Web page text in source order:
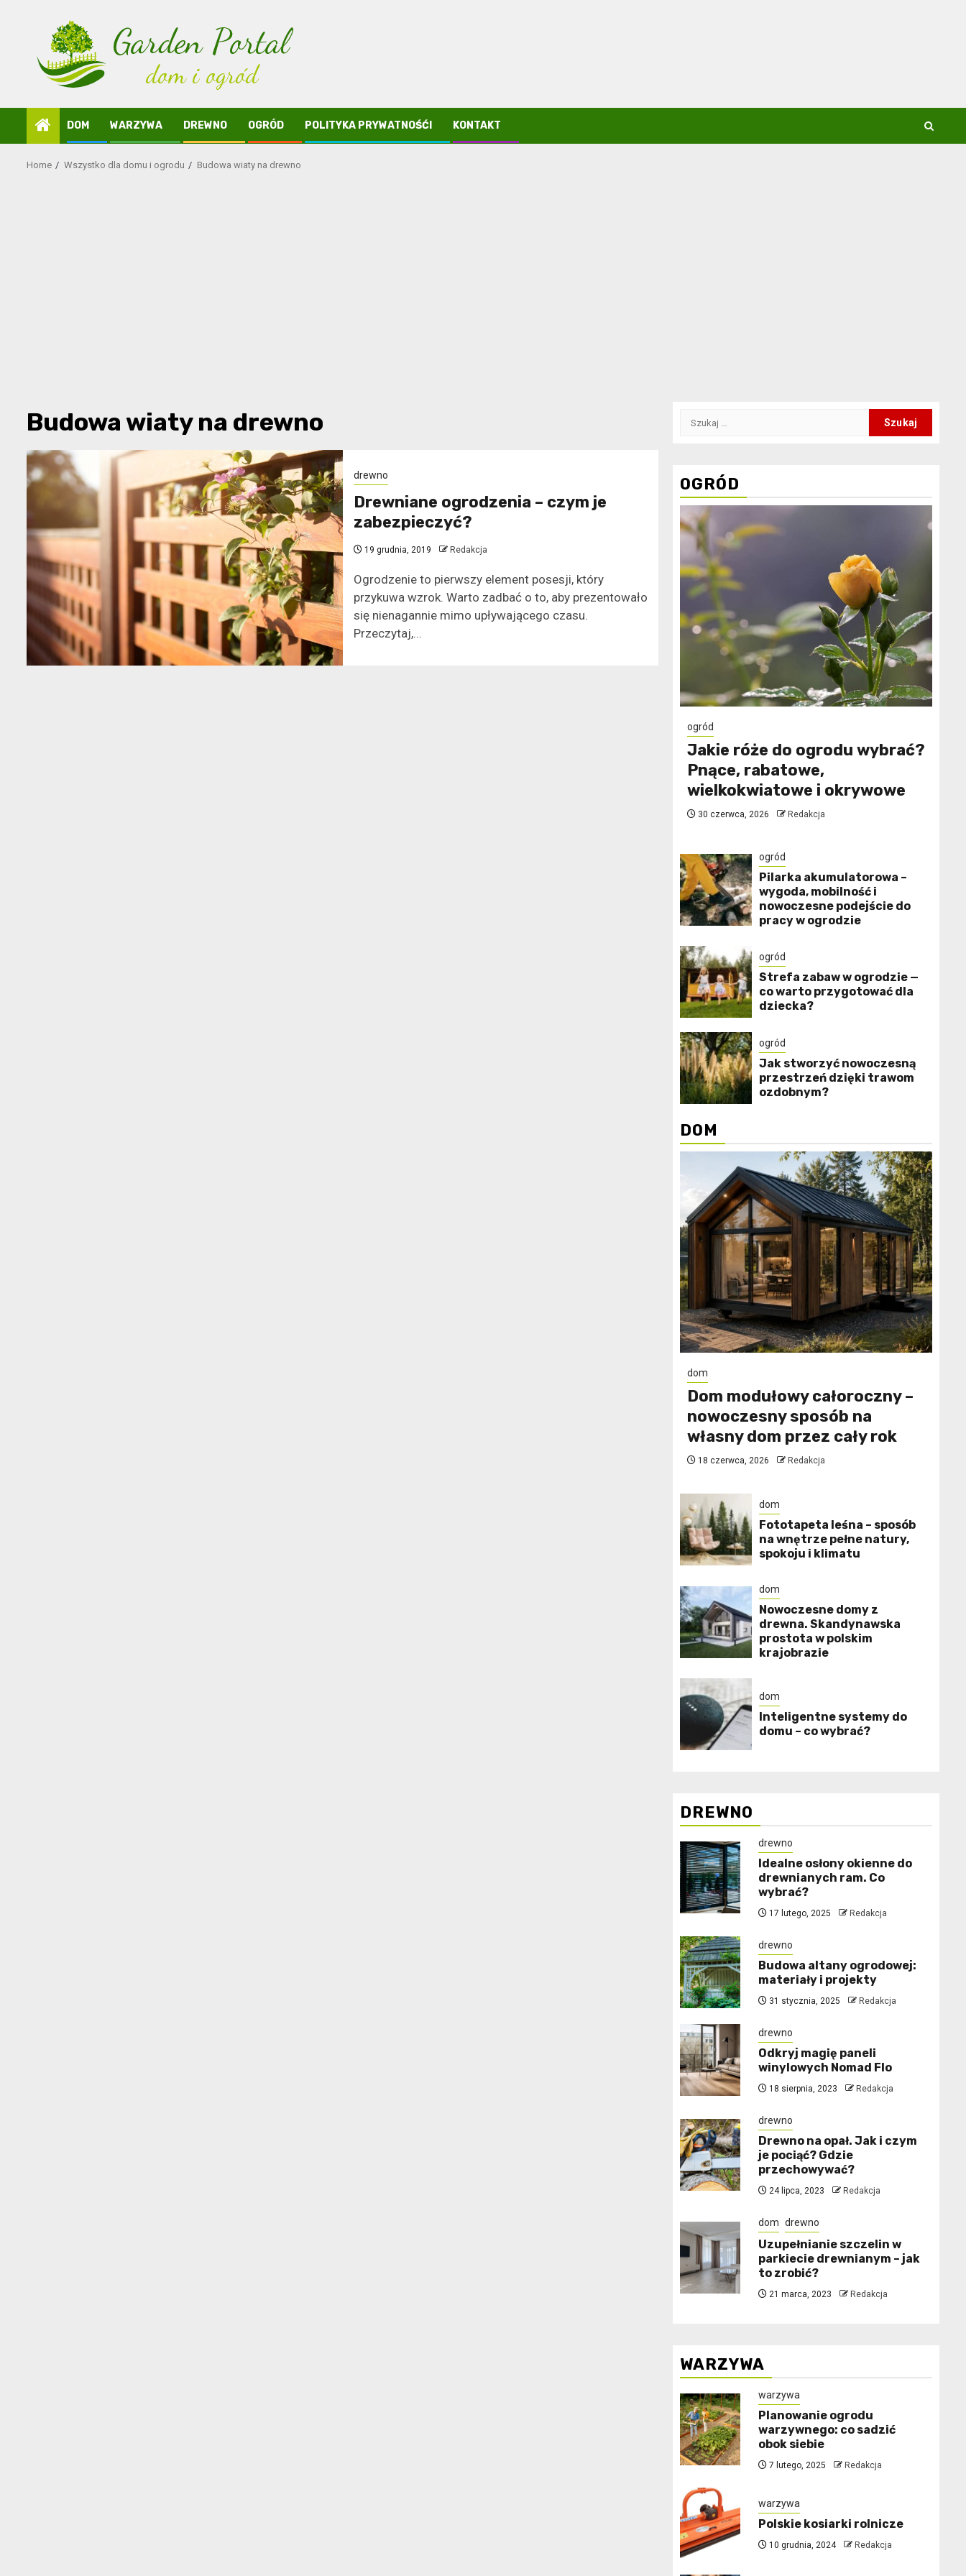
DOM WARZYWA DREWNO OGRÓD POLITYKA PRYWATNOŚĆI KONTAKT
Home Wszystko dla domu i ogrodu Budowa wiaty na drewno
Budowa wiaty na drewno
drewno
Drewniane ogrodzenia – czym je
zabezpieczyć?
19 grudnia, 2019 Redakcja
Ogrodzenie to pierwszy element posesji, który
przykuwa wzrok. Warto zadbać o to, aby prezentowało
się nienagannie mimo upływającego czasu.
Przeczytaj,...
Szukaj:
OGRÓD
ogród
Jakie róże do ogrodu wybrać?
Pnące, rabatowe,
wielkokwiatowe i okrywowe
30 czerwca, 2026 Redakcja
ogród
Pilarka akumulatorowa –
wygoda, mobilność i
nowoczesne podejście do
pracy w ogrodzie
ogród
Strefa zabaw w ogrodzie —
co warto przygotować dla
dziecka?
ogród
Jak stworzyć nowoczesną
przestrzeń dzięki trawom
ozdobnym?
DOM
dom
Dom modułowy całoroczny –
nowoczesny sposób na
własny dom przez cały rok
18 czerwca, 2026 Redakcja
dom
​Fototapeta leśna – sposób
na wnętrze pełne natury,
spokoju i klimatu
dom
Nowoczesne domy z
drewna. Skandynawska
prostota w polskim
krajobrazie
dom
Inteligentne systemy do
domu – co wybrać?
DREWNO
drewno
Idealne osłony okienne do
drewnianych ram. Co
wybrać?
17 lutego, 2025 Redakcja
drewno
Budowa altany ogrodowej:
materiały i projekty
31 stycznia, 2025 Redakcja
drewno
Odkryj magię paneli
winylowych Nomad Flo
18 sierpnia, 2023 Redakcja
drewno
Drewno na opał. Jak i czym
je pociąć? Gdzie
przechowywać?
24 lipca, 2023 Redakcja
dom drewno
Uzupełnianie szczelin w
parkiecie drewnianym – jak
to zrobić?
21 marca, 2023 Redakcja
WARZYWA
warzywa
Planowanie ogrodu
warzywnego: co sadzić
obok siebie
7 lutego, 2025 Redakcja
warzywa
Polskie kosiarki rolnicze
10 grudnia, 2024 Redakcja